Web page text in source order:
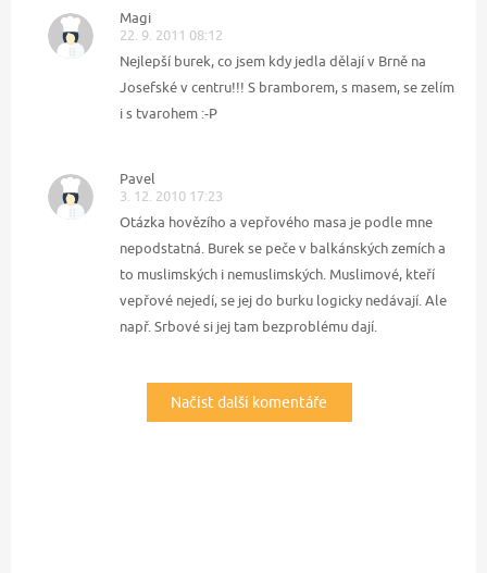
Magi
22. 9. 2011 08:12
Nejlepší burek, co jsem kdy jedla dělají v Brně na
Josefské v centru!!! S bramborem, s masem, se zelím
i s tvarohem :-P
Pavel
3. 12. 2010 17:23
Otázka hovězího a vepřového masa je podle mne
nepodstatná. Burek se peče v balkánských zemích a
to muslimských i nemuslimských. Muslimové, kteří
vepřové nejedí, se jej do burku logicky nedávají. Ale
např. Srbové si jej tam bezproblému dají.
Načíst další komentáře